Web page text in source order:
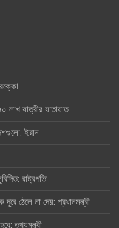
লাখ যাত্রীর যাতায়াত
ইরান
রাষ্ট্রপতি
ঠেলে না দেয়: প্রধানমন্ত্রী
তথ্যমন্ত্রী